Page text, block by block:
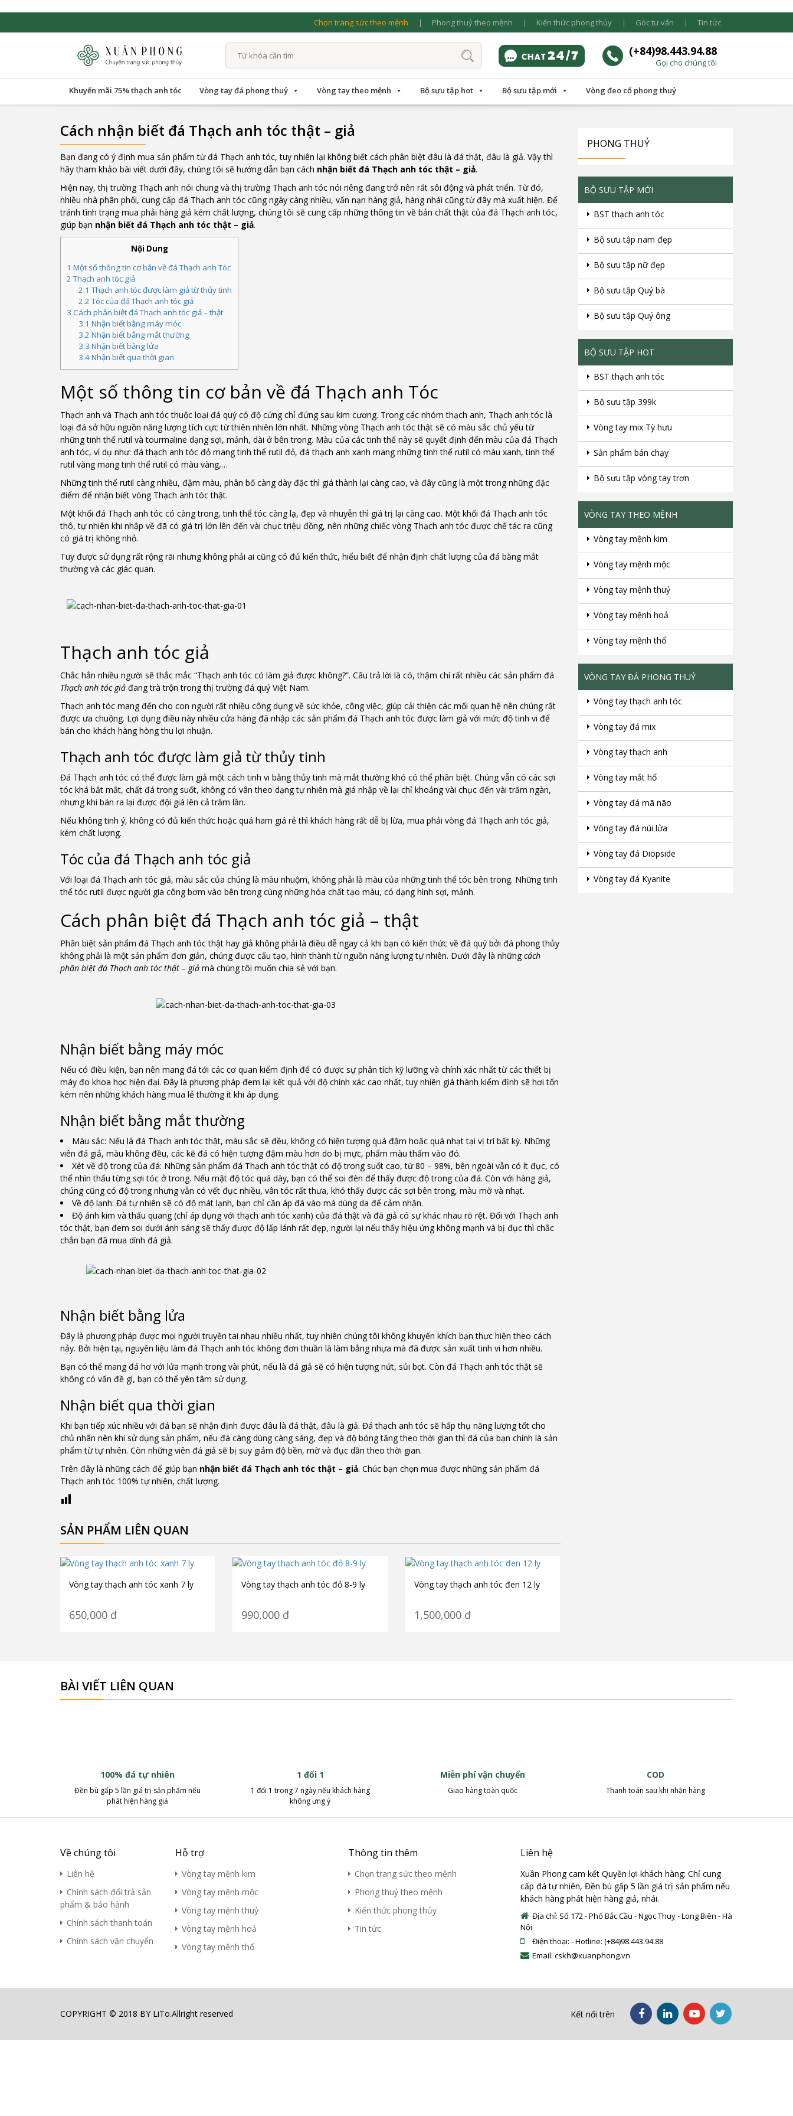
Chọn trang sức theo mệnh Phong thuỷ theo mệnh Kiến thức phong thủy Góc tư vấn Tin tức
(+84)98.443.94.88
Gọi cho chúng tôi
Khuyến mãi 75% thạch anh tóc Vòng tay đá phong thuỷ Vòng tay theo mệnh Bộ sưu tập hot Bộ sưu tập mới Vòng đeo cổ phong thuỷ
Cách nhận biết đá Thạch anh tóc thật – giả
Bạn đang có ý định mua sản phẩm từ đá Thạch anh tóc, tuy nhiên lại không biết cách phân biệt đâu là đá thật, đâu là giả. Vậy thì
hãy tham khảo bài viết dưới đây, chúng tôi sẽ hướng dẫn bạn cách nhận biết đá Thạch anh tóc thật – giả.
Hiện nay, thị trường Thạch anh nói chung và thị trường Thạch anh tóc nói riêng đang trở nên rất sôi động và phát triển. Từ đó,
nhiều nhà phân phối, cung cấp đá Thạch anh tóc cũng ngày càng nhiều, vấn nạn hàng giả, hàng nhái cũng từ đây mà xuất hiện. Để
tránh tình trạng mua phải hàng giả kém chất lượng, chúng tôi sẽ cung cấp những thông tin về bản chất thật của đá Thạch anh tóc,
giúp bạn nhận biết đá Thạch anh tóc thật – giả.
Nội Dung
1 Một số thông tin cơ bản về đá Thạch anh Tóc
2Thạch anh tóc giả
2.1 Thạch anh tóc được làm giả từ thủy tinh
2.2Tóc của đá Thạch anh tóc giả
3 Cách phân biệt đá Thạch anh tóc giả – thật
3.1 Nhận biết bằng máy móc
3.2 Nhận biết bằng mắt thường
3.3 Nhận biết bằng lửa
3.4Nhận biết qua thời gian
Một số thông tin cơ bản về đá Thạch anh Tóc
Thạch anh và Thạch anh tóc thuộc loại đá quý có độ cứng chỉ đứng sau kim cương. Trong các nhóm thạch anh, Thạch anh tóc là
loại đá sở hữu nguồn năng lượng tích cực từ thiên nhiên lớn nhất. Những vòng Thạch anh tóc thật sẽ có màu sắc chủ yếu từ
những tinh thể rutil và tourmaline dạng sợi, mảnh, dài ở bên trong. Màu của các tinh thể này sẽ quyết định đến màu của đá Thạch
anh tóc, ví dụ như: đá thạch anh tóc đỏ mang tinh thể rutil đỏ, đá thạch anh xanh mang những tinh thể rutil có màu xanh, tinh thể
rutil vàng mang tinh thể rutil có màu vàng,…
Những tinh thể rutil càng nhiều, đậm màu, phân bố càng dày đặc thì giá thành lại càng cao, và đây cũng là một trong những đặc
điểm để nhận biết vòng Thạch anh tóc thật.
Một khối đá Thạch anh tóc có càng trong, tinh thể tóc càng lạ, đẹp và nhuyễn thì giá trị lại càng cao. Một khối đá Thạch anh tóc
thô, tự nhiên khi nhập về đã có giá trị lớn lên đến vài chục triệu đồng, nên những chiếc vòng Thạch anh tóc được chế tác ra cũng
có giá trị không nhỏ.
Tuy được sử dụng rất rộng rãi nhưng không phải ai cũng có đủ kiến thức, hiểu biết để nhận định chất lượng của đá bằng mắt
thường và các giác quan.
Thạch anh tóc giả
Chắc hẳn nhiều người sẽ thắc mắc “Thạch anh tóc có làm giả được không?”. Câu trả lời là có, thậm chí rất nhiều các sản phẩm đá
Thạch anh tóc giả đang trà trộn trong thị trường đá quý Việt Nam.
Thạch anh tóc mang đến cho con người rất nhiều công dụng về sức khỏe, công việc, giúp cải thiện các mối quan hệ nên chúng rất
được ưa chuộng. Lợi dụng điều này nhiều cửa hàng đã nhập các sản phẩm đá Thạch anh tóc được làm giả với mức độ tinh vi để
bán cho khách hàng hòng thu lợi nhuận.
Thạch anh tóc được làm giả từ thủy tinh
Đá Thạch anh tóc có thể được làm giả một cách tinh vi bằng thủy tinh mà mắt thường khó có thể phân biệt. Chúng vẫn có các sợi
tóc khá bắt mắt, chất đá trong suốt, không có vân theo dạng tự nhiên mà giá nhập về lại chỉ khoảng vài chục đến vài trăm ngàn,
nhưng khi bán ra lại được đội giá lên cả trăm lần.
Nếu không tinh ý, không có đủ kiến thức hoặc quá ham giá rẻ thì khách hàng rất dễ bị lừa, mua phải vòng đá Thạch anh tóc giả,
kém chất lượng.
Tóc của đá Thạch anh tóc giả
Với loại đá Thạch anh tóc giả, màu sắc của chúng là màu nhuộm, không phải là màu của những tinh thể tóc bên trong. Những tinh
thể tóc rutil được người gia công bơm vào bên trong cùng những hóa chất tạo màu, có dạng hình sợi, mảnh.
Cách phân biệt đá Thạch anh tóc giả – thật
Phân biệt sản phẩm đá Thạch anh tóc thật hay giả không phải là điều dễ ngay cả khi bạn có kiến thức về đá quý bởi đá phong thủy
không phải là một sản phẩm đơn giản, chúng được cấu tạo, hình thành từ nguồn năng lượng tự nhiên. Dưới đây là những cách
phân biệt đá Thạch anh tóc thật – giả mà chúng tôi muốn chia sẻ với bạn.
Nhận biết bằng máy móc
Nếu có điều kiện, bạn nên mang đá tới các cơ quan kiểm định để có được sự phân tích kỹ lưỡng và chính xác nhất từ các thiết bị
máy đo khoa học hiện đại. Đây là phương pháp đem lại kết quả với độ chính xác cao nhất, tuy nhiên giá thành kiểm định sẽ hơi tốn
kém nên những khách hàng mua lẻ thường ít khi áp dụng.
Nhận biết bằng mắt thường
Màu sắc: Nếu là đá Thạch anh tóc thật, màu sắc sẽ đều, không có hiện tượng quá đậm hoặc quá nhạt tại vị trí bất kỳ. Những
viên đá giả, màu không đều, các kẽ đá có hiện tượng đậm màu hơn do bị mực, phẩm màu thấm vào đó.
Xét về độ trong của đá: Những sản phẩm đá Thạch anh tóc thật có độ trong suốt cao, từ 80 – 98%, bên ngoài vẫn có ít đục, có
thể nhìn thấu từng sợi tóc ở trong. Nếu mật độ tóc quá dày, bạn có thể soi đèn để thấy được độ trong của đá. Còn với hàng giả,
chúng cũng có độ trong nhưng vẫn có vết đục nhiều, vân tóc rất thưa, khó thấy được các sợi bên trong, màu mờ và nhạt.
Về độ lạnh: Đá tự nhiên sẽ có độ mát lạnh, bạn chỉ cần áp đá vào má dùng da để cảm nhận.
Độ ánh kim và thấu quang (chỉ áp dụng với thạch anh tóc xanh) của đá thật và đã giả có sự khác nhau rõ rệt. Đối với Thạch anh
tóc thật, bạn đem soi dưới ánh sáng sẽ thấy được độ lấp lánh rất đẹp, người lại nếu thấy hiệu ứng không mạnh và bị đục thì chắc
chắn bạn đã mua dính đá giả.
Nhận biết bằng lửa
Đây là phương pháp được mọi người truyền tai nhau nhiều nhất, tuy nhiên chúng tôi không khuyến khích bạn thực hiện theo cách
nảy. Bởi hiện tại, nguyên liệu làm đá Thạch anh tóc không đơn thuần là làm bằng nhựa mà đã được sản xuất tinh vi hơn nhiều.
Bạn có thể mang đá hơ với lửa mạnh trong vài phút, nếu là đá giả sẽ có hiện tượng nứt, sủi bọt. Còn đá Thạch anh tóc thật sẽ
không có vấn đề gì, bạn có thể yên tâm sử dụng.
Nhận biết qua thời gian
Khi bạn tiếp xúc nhiều với đá bạn sẽ nhận định được đâu là đá thật, đâu là giả. Đá thạch anh tóc sẽ hấp thụ năng lượng tốt cho
chủ nhân nên khi sử dụng sản phẩm, nếu đá càng dùng càng sáng, đẹp và độ bóng tăng theo thời gian thì đá của bạn chính là sản
phẩm từ tự nhiên. Còn những viên đá giả sẽ bị suy giảm độ bền, mờ và đục dần theo thời gian.
Trên đây là những cách để giúp bạn nhận biết đá Thạch anh tóc thật – giả. Chúc bạn chọn mua được những sản phẩm đá
Thạch anh tóc 100% tự nhiên, chất lượng.
SẢN PHẨM LIÊN QUAN
Vòng tay thạch anh tóc xanh 7 ly
650,000 đ
Vòng tay thạch anh tóc đỏ 8-9 ly
990,000 đ
Vòng tay thạch anh tóc đen 12 ly
1,500,000đ
PHONG THUỶ
BỘ SƯU TẬP MỚI
BST thạch anh tóc
Bộ sưu tập nam đẹp
Bộ sưu tập nữ đẹp
Bộ sưu tập Quý bà
Bộ sưu tập Quý ông
BỘ SƯU TẬP HOT
BST thạch anh tóc
Bộ sưu tập 399k
Vòng tay mix Tỳ hưu
Sản phẩm bán chạy
Bộ sưu tập vòng tay trơn
VÒNG TAY THEO MỆNH
Vòng tay mệnh kim
Vòng tay mệnh mộc
Vòng tay mệnh thuỷ
Vòng tay mệnh hoả
Vòng tay mệnh thổ
VÒNG TAY ĐÁ PHONG THUỶ
Vòng tay thạch anh tóc
Vòng tay đá mix
Vòng tay thạch anh
Vòng tay mắt hổ
Vòng tay đá mã não
Vòng tay đá núi lửa
Vòng tay đá Diopside
Vòng tay đá Kyanite
BÀI VIẾT LIÊN QUAN
100% đá tự nhiên
Đền bù gấp 5 lần giá trị sản phẩm nếu
phát hiện hàng giả
1 đổi 1
1 đổi 1 trong 7 ngày nếu khách hàng
không ưng ý
Miễn phí vận chuyển
Giao hàng toàn quốc
COD
Thanh toán sau khi nhận hàng
Về chúng tôi
Liên hệ
Chính sách đổi trả sản
phẩm & bảo hành
Chính sách thanh toán
Chính sách vận chuyển
Hỗ trợ
Vòng tay mệnh kim
Vòng tay mệnh mộc
Vòng tay mệnh thuỷ
Vòng tay mệnh hoả
Vòng tay mệnh thổ
Thông tin thêm
Chọn trang sức theo mệnh
Phong thuỷ theo mệnh
Kiến thức phong thủy
Tin tức
Liên hệ
Xuân Phong cam kết Quyền lợi khách hàng: Chỉ cung
cấp đá tự nhiên, Đền bù gấp 5 lần giá trị sản phẩm nếu
khách hàng phát hiện hàng giả, nhái.
Địa chỉ: Số 172 - Phố Bắc Cầu - Ngọc Thuỵ - Long Biên - Hà
Nội
Điện thoại: - Hotline: (+84)98.443.94.88
Email: cskh@xuanphong.vn
COPYRIGHT © 2018 BY LiTo.Allright reserved Kết nối trên